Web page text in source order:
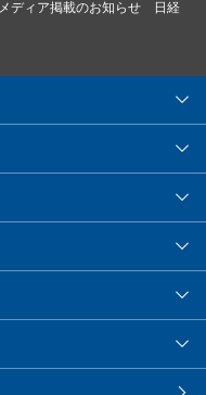
メディア掲載のお知らせ 日経